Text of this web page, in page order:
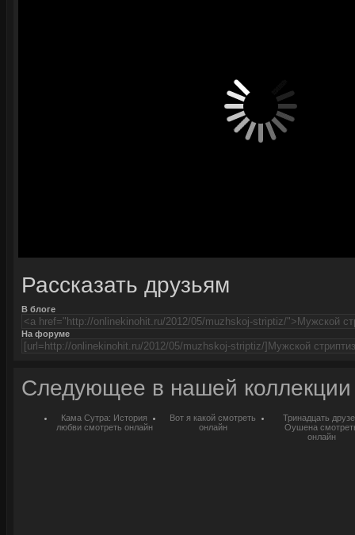
Рассказать друзьям
В блоге
На форуме
Следующее в нашей коллекции
Кама Сутра: История
любви смотреть онлайн
Вот я какой смотреть
онлайн
Тринадцать
Оушена
онлайн